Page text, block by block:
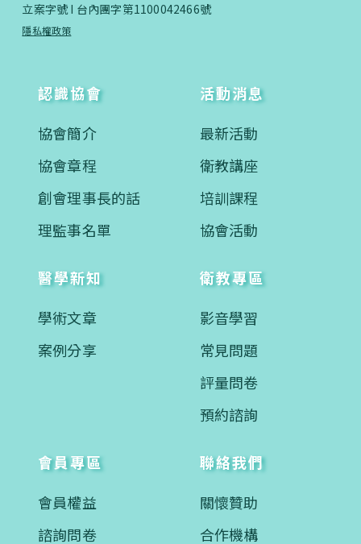
立案字號 I 台內團字第1100042466號
隱私權政策
認識協會
協會簡介
協會章程
創會理事長的話
理監事名單
活動消息
最新活動
衛教講座
培訓課程
協會活動
醫學新知
學術文章
案例分享
衛教專區
影音學習
常見問題
評量問卷
預約諮詢
會員專區
會員權益
諮詢問卷
聯絡我們
關懷贊助
合作機構